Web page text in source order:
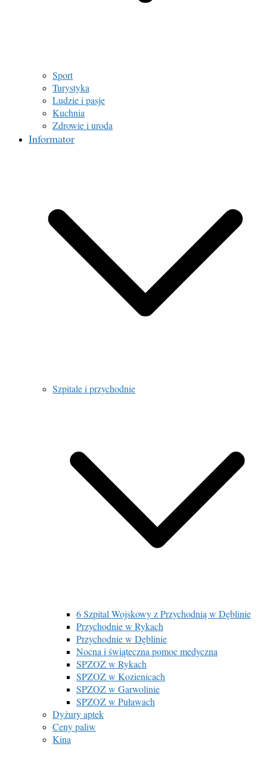
Sport
Turystyka
Ludzie i pasje
Kuchnia
Zdrowie i uroda
Informator
Szpitale i przychodnie
6 Szpital Wojskowy z Przychodnią w Dęblinie
Przychodnie w Rykach
Przychodnie w Dęblinie
Nocna i świąteczna pomoc medyczna
SPZOZ w Rykach
SPZOZ w Kozienicach
SPZOZ w Garwolinie
SPZOZ w Puławach
Dyżury aptek
Ceny paliw
Kina